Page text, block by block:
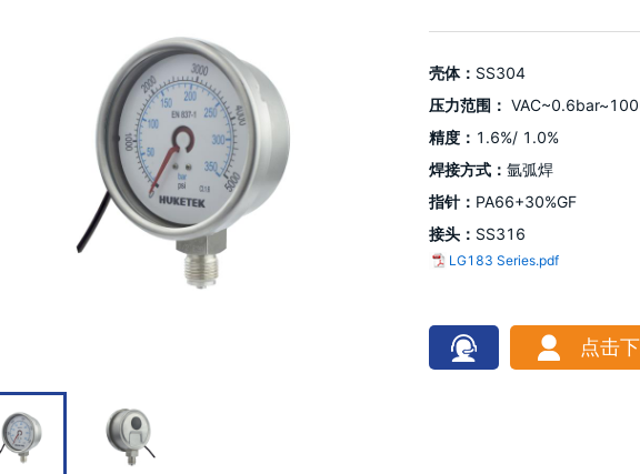
壳体： SS304
压力范围：
精度： 1.6%/ 1.0%
焊接方式： 氩弧焊
指针： PA66+30%GF
接头： SS316
LG183 Series.pdf
点击